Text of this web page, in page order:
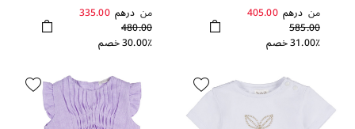
من درهم 405.00
585.00
31.00٪ خصم
من درهم 335.00
480.00
30.00٪ خصم